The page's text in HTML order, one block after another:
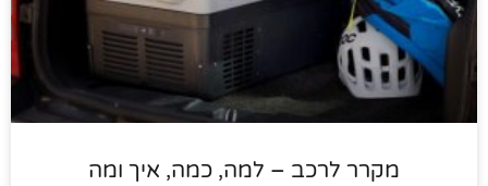
מקרר לרכב – למה, כמה, איך ומה